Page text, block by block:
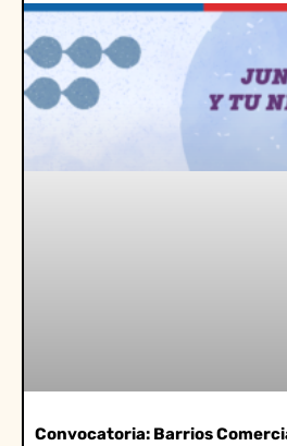
Convocatoria: Barrios